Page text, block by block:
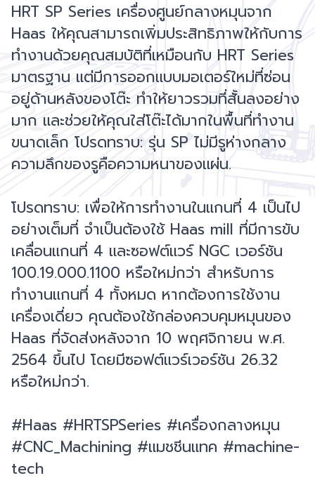
HRT SP Series เครื่องศูนย์กลางหมุนจาก
Haas ให้คุณสามารถเพิ่มประสิทธิภาพให้กับการ
ทำงานด้วยคุณสมบัติที่เหมือนกับ HRT Series
มาตรฐาน แต่มีการออกแบบมอเตอร์ใหม่ที่ซ่อน
อยู่ด้านหลังของโต๊ะ ทำให้ยาวรวมที่สั้นลงอย่าง
มาก และช่วยให้คุณใส่โต๊ะได้มากในพื้นที่ทำงาน
ขนาดเล็ก โปรดทราบ: รุ่น SP ไม่มีรูห่างกลาง
ความลึกของรูคือความหนาของแผ่น.
โปรดทราบ: เพื่อให้การทำงานในแกนที่ 4 เป็นไป
อย่างเต็มที่ จำเป็นต้องใช้ Haas mill ที่มีการขับ
เคลื่อนแกนที่ 4 และซอฟต์แวร์ NGC เวอร์ชัน
100.19.000.1100 หรือใหม่กว่า สำหรับการ
ทำงานแกนที่ 4 ทั้งหมด หากต้องการใช้งาน
เครื่องเดี่ยว คุณต้องใช้กล่องควบคุมหมุนของ
Haas ที่จัดส่งหลังจาก 10 พฤศจิกายน พ.ศ.
2564 ขึ้นไป โดยมีซอฟต์แวร์เวอร์ชัน 26.32
หรือใหม่กว่า.
#Haas #HRTSPSeries #เครื่องกลางหมุน
#CNC_Machining #แมชชีนแทค #machine-
tech